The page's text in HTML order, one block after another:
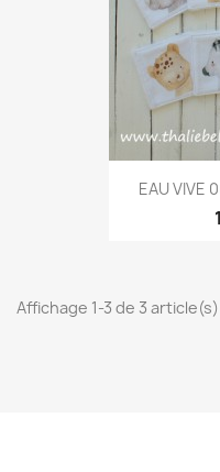
EAU VIVE
Affichage 1-3 de 3 article(s)